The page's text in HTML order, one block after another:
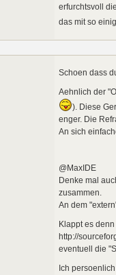
erfurchtsvoll
das mit so
Schoen dass
Aehnlich der
). Diese
enger. Die
An sich
@MaxIDE
Denke mal
zusammen.
An dem
Klappt es
http://
eventuell die
Ich